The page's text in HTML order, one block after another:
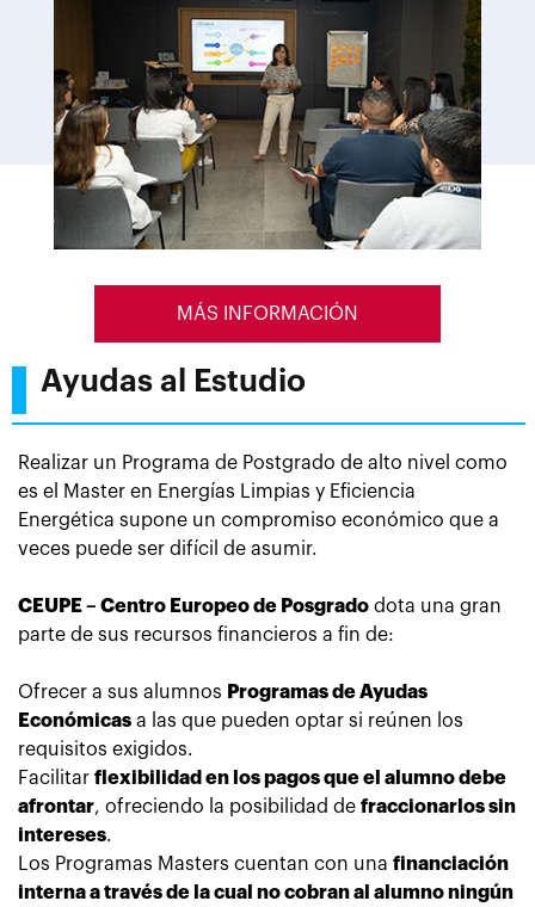
MÁS INFORMACIÓN
Ayudas al Estudio
Realizar un Programa de Postgrado de alto nivel como
es el Master en Energías Limpias y Eficiencia
Energética supone un compromiso económico que a
veces puede ser difícil de asumir.
CEUPE – Centro Europeo de Posgrado dota una gran
parte de sus recursos financieros a fin de:
Ofrecer a sus alumnos Programas de Ayudas
Económicas a las que pueden optar si reúnen los
requisitos exigidos.
Facilitar flexibilidad en los pagos que el alumno debe
afrontar, ofreciendo la posibilidad de fraccionarlos sin
intereses.
Los Programas Masters cuentan con una financiación
interna a través de la cual no cobran al alumno ningún